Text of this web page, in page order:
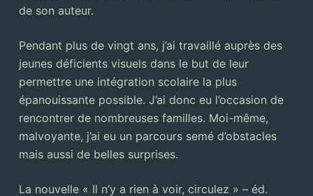
de son auteur.
Pendant plus de vingt ans, j’ai travaillé auprès des
jeunes déficients visuels dans le but de leur
permettre une intégration scolaire la plus
épanouissante possible. J’ai donc eu l’occasion de
rencontrer de nombreuses familles. Moi-même,
malvoyante, j’ai eu un parcours semé d’obstacles
mais aussi de belles surprises.
La nouvelle « Il n’y a rien à voir, circulez » – éd.